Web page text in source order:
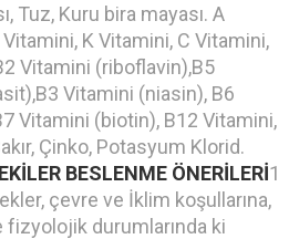
Tuz, Kuru bira mayası. A
K Vitamini, C Vitamini,
Vitamini (riboflavin),B5
Vitamini (niasin), B6
Vitamini (biotin), B12 Vitamini,
Çinko, Potasyum Klorid.
BESLENME ÖNERİLERİ1
çevre ve İklim koşullarına,
durumlarında ki